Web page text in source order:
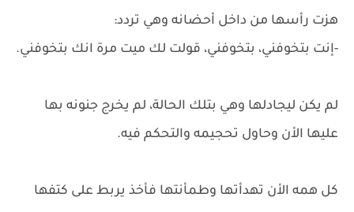
هزت رأسها من داخل أحضانه وهي تردد:
-إنت بتخوفني، بتخوفني، قولت لك ميت مرة انك بتخوفني.
لم يكن ليجادلها وهي بتلك الحالة، لم يخرج جنونه بها
عليها الأن وحاول تحجيمه والتحكم فيه.
كل همه الأن تهدأتها وطمأنتها فأخذ يربط على كتفها